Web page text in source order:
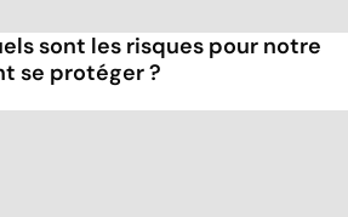
sont les risques pour notre
se protéger ?